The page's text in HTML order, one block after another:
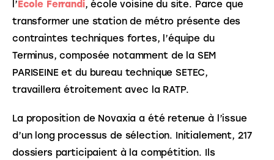
l’Ecole Ferrandi, école voisine du site. Parce que
transformer une station de métro présente des
contraintes techniques fortes, l’équipe du
Terminus, composée notamment de la SEM
PARISEINE et du bureau technique SETEC,
travaillera étroitement avec la RATP.
La proposition de Novaxia a été retenue à l’issue
d’un long processus de sélection. Initialement, 217
dossiers participaient à la compétition. Ils